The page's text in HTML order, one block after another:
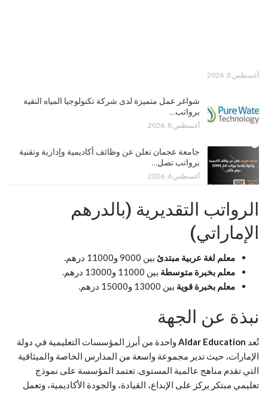
أغسطس 8, 2026
شواغر عمل متميزة لدى شركة تكنولوجيا المياه النقية
برواتب…
أغسطس 8, 2026
جامعة عجمان تعلن عن وظائف أكاديمية وإدارية وتقنية
برواتب تصل…
أغسطس 6, 2026
الرواتب التقديرية (بالدرهم
الإماراتي)
معلم لغة عربية مبتدئ بين 9000 و11000 درهم.
معلم بخبرة متوسطة بين 11000 و13000 درهم.
معلم بخبرة قوية بين 13000 و15000 درهم.
نبذة عن الجهة
تُعد Aldar Education واحدة من أبرز المؤسسات التعليمية في دولة
الإمارات، حيث تدير مجموعة واسعة من المدارس الخاصة والميثاقية
التي تقدم مناهج عالمية المستوى. تعتمد المؤسسة على نموذج
تعليمي مبتكر يركز على الإبداع، القيادة، والجودة الأكاديمية، وتعمل